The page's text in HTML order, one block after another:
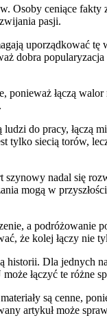
Osoby ceniące fakty
pasji.
uporządkować
dobra
łączą
do pracy, łączą
siecią torów,
szynowy nadal się
mogą w
a podróżowanie
że kolej łączy nie
historii. Dla jednych
łączyć te różne
są cenne,
artykuł może